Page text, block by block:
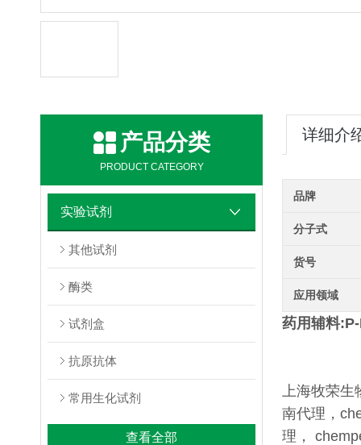
产品分类
PRODUCT CATEGORY
实验试剂
其他试剂
酶类
试剂盒
抗原抗体
常用生化试剂
查看全部
详细介
品牌
分子式
货号
应用领域
药用辅料
上海牧荣生
南代理，
理，